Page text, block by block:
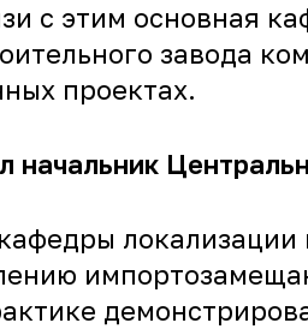
с этим основная
завода
проектах.
начальник
локализации